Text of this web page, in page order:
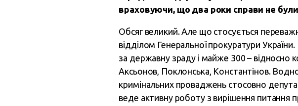
враховуючи, що два роки справи не були
Обсяг великий. Але що стосується
відділом Генеральної прокуратури
за державну зраду і майже 300 – відносно
Аксьонов, Поклонська, Константінов.
кримінальних проваджень стосовно
веде активну роботу з вирішення питання